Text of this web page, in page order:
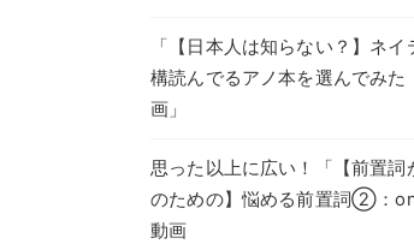
「【日本人は知らない？】ネ
構読んでるアノ本を選んでみた
画」
思った以上に広い！「【前置詞
のための】悩める前置詞②：
動画